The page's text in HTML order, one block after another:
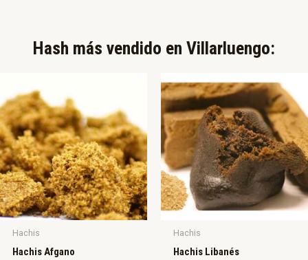
Hash más vendido en Villarluengo:​
Hachis
Hachis Afgano
Hachis
Hachis Libanés